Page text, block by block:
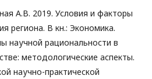
А.В. 2019. Условия и факторы
региона. В кн.: Экономика.
научной рациональности в
методологические аспекты.
научно-практической